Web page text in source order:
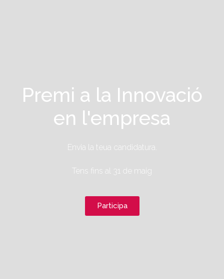
Premi a la Innovació
en l'empresa
Envia la teua candidatura.
Tens fins al 31 de maig
Participa